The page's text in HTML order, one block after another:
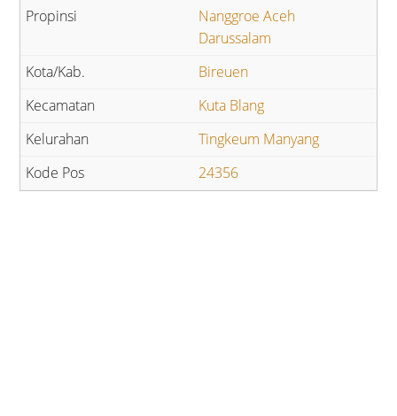
Nanggroe Aceh
Darussalam
Bireuen
Kuta Blang
Tingkeum Manyang
24356